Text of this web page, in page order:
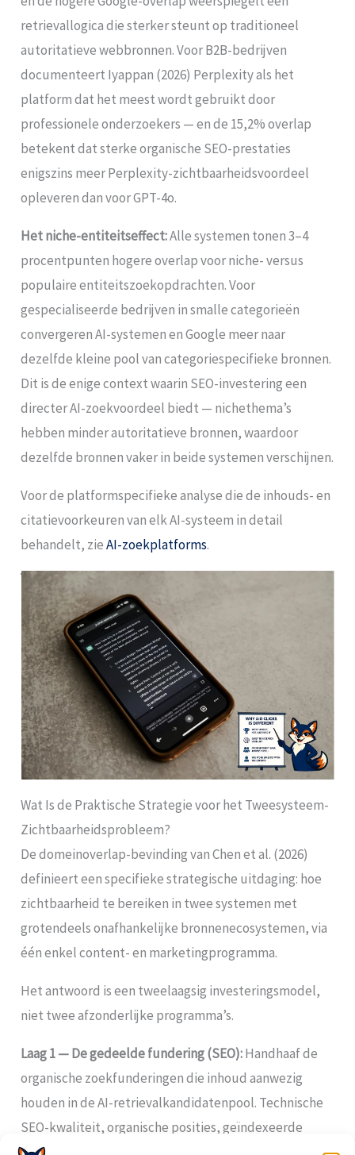
retrievallogica die sterker steunt op traditioneel
autoritatieve webbronnen. Voor B2B-bedrijven
documenteert Iyappan (2026) Perplexity als het
platform dat het meest wordt gebruikt door
professionele onderzoekers — en de 15,2% overlap
betekent dat sterke organische SEO-prestaties
enigszins meer Perplexity-zichtbaarheidsvoordeel
opleveren dan voor GPT-4o.
Het niche-entiteitseffect:Alle systemen tonen 3–4
procentpunten hogere overlap voor niche- versus
populaire entiteitszoekopdrachten. Voor
gespecialiseerde bedrijven in smalle categorieën
convergeren AI-systemen en Google meer naar
dezelfde kleine pool van categoriespecifieke bronnen.
Dit is de enige context waarin SEO-investering een
directer AI-zoekvoordeel biedt — nichethema’s
hebben minder autoritatieve bronnen, waardoor
dezelfde bronnen vaker in beide systemen verschijnen.
Voor de platformspecifieke analyse die de inhouds- en
citatievoorkeuren van elk AI-systeem in detail
behandelt, zieAI-zoekplatforms.
Wat Is de Praktische Strategie voor het Tweesysteem-
Zichtbaarheidsprobleem?
De domeinoverlap-bevinding van Chen et al. (2026)
definieert een specifieke strategische uitdaging: hoe
zichtbaarheid te bereiken in twee systemen met
grotendeels onafhankelijke bronnenecosystemen, via
één enkel content- en marketingprogramma.
Het antwoord is een tweelaagsig investeringsmodel,
niet twee afzonderlijke programma’s.
Laag 1 — De gedeelde fundering (SEO):Handhaaf de
organische zoekfunderingen die inhoud aanwezig
houden in de AI-retrievalkandidatenpool. Technische
SEO-kwaliteit, organische posities, geïndexeerde
inhoud — dit zijn de basisvereisten die AI-